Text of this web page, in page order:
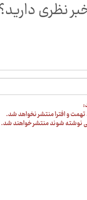
تهمت و افترا منتشر نخواهد شد.
نوشته شوند منتشر خواهند شد.